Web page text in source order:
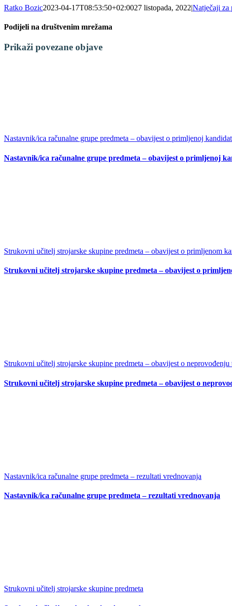
Ratko Bozic2023-04-17T08:53:50+02:0027 listopada, 2022|Natječaji za
Podijeli na društvenim mrežama
Facebook
X
LinkedIn
WhatsApp
Tumblr
Pinterest
Email:
Prikaži povezane objave
Nastavnik/ica računalne grupe predmeta – obavijest o primljenoj
Nastavnik/ica računalne grupe predmeta – obavijest o primljenoj
Strukovni učitelj strojarske skupine predmeta – obavijest o primljenom
Strukovni učitelj strojarske skupine predmeta – obavijest o
Strukovni učitelj strojarske skupine predmeta – obavijest o neprovođenju
Strukovni učitelj strojarske skupine predmeta – obavijest o
Nastavnik/ica računalne grupe predmeta – rezultati vrednovanja
Nastavnik/ica računalne grupe predmeta – rezultati vrednovanja
Strukovni učitelj strojarske skupine predmeta